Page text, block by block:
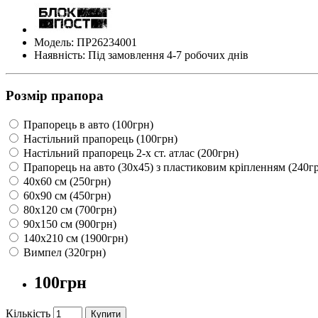
Модель: ПР26234001
Наявність: Під замовлення 4-7 робочих днів
Розмір прапора
Прапорець в авто (100грн)
Настільний прапорець (100грн)
Настільний прапорець 2-х ст. атлас (200грн)
Прапорець на авто (30х45) з пластиковим кріпленням
40х60 см (250грн)
60х90 см (450грн)
80х120 см (700грн)
90х150 см (900грн)
140х210 см (1900грн)
Вимпел (320грн)
100грн
Кількість Купити